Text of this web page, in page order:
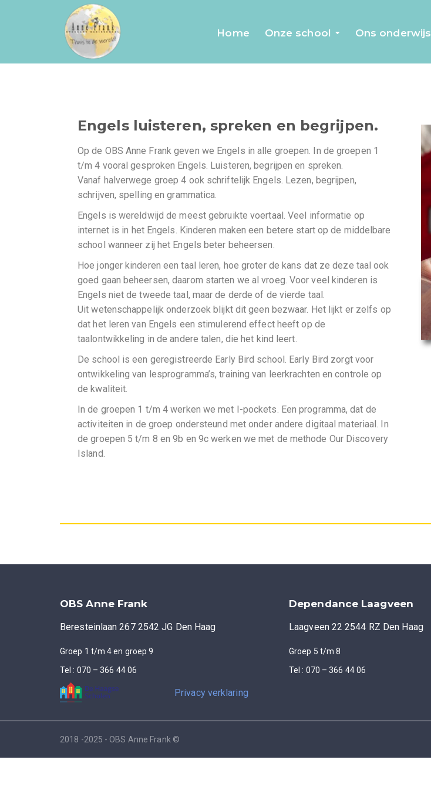
Home Onze school Ons onderwijs
Engels
Engels luisteren, spreken en begrijpen.
Op de OBS Anne Frank geven we Engels in alle groepen. In de groepen 1
t/m 4 vooral gesproken Engels. Luisteren, begrijpen en spreken.
Vanaf halverwege groep 4 ook schriftelijk Engels. Lezen, begrijpen,
schrijven, spelling en grammatica.
Engels is wereldwijd de meest gebruikte voertaal. Veel informatie op
internet is in het Engels. Kinderen maken een betere start op de middelbare
school wanneer zij het Engels beter beheersen.
Hoe jonger kinderen een taal leren, hoe groter de kans dat ze deze taal ook
goed gaan beheersen, daarom starten we al vroeg. Voor veel kinderen is
Engels niet de tweede taal, maar de derde of de vierde taal.
Uit wetenschappelijk onderzoek blijkt dit geen bezwaar. Het lijkt er zelfs op
dat het leren van Engels een stimulerend effect heeft op de
taalontwikkeling in de andere talen, die het kind leert.
De school is een geregistreerde Early Bird school. Early Bird zorgt voor
ontwikkeling van lesprogramma’s, training van leerkrachten en controle op
de kwaliteit.
In de groepen 1 t/m 4 werken we met I-pockets. Een programma, dat de
activiteiten in de groep ondersteund met onder andere digitaal materiaal. In
de groepen 5 t/m 8 en 9b en 9c werken we met de methode Our Discovery
Island.
OBS Anne Frank
Beresteinlaan 267 2542 JG Den Haag
Groep 1 t/m 4 en groep 9
Tel : 070 – 366 44 06
Privacy verklaring
Dependance Laagveen
Laagveen 22 2544 RZ Den Haag
Groep 5 t/m 8
Tel : 070 – 366 44 06
2018 -2025 - OBS Anne Frank ©